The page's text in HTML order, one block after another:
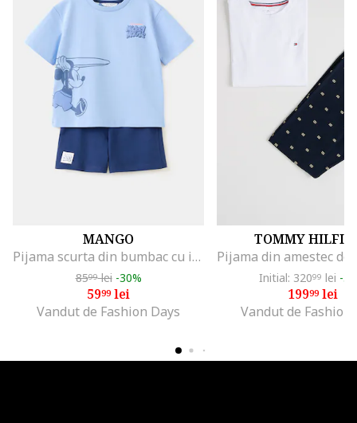
MANGO
Pijama scurta din bumbac cu imprimeu cu Mickey Mouse, Albastru lavanda/Bleumarin
8599lei -30%
5999lei
Vandut de Fashion Days
TOMMY
Initial: 32099 lei -
19999lei
Vandut de Fashion